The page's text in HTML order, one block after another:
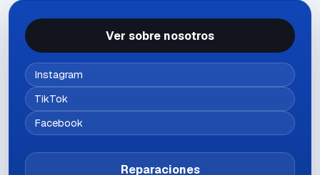
Ver sobre nosotros
Instagram
TikTok
Facebook
Reparaciones